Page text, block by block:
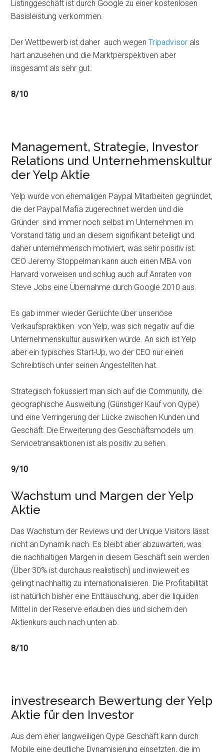
Listinggeschäft ist durch Google zu einer kostenlosen
Basisleistung verkommen.
Der Wettbewerb ist daher auch wegenTripadvisor als
hart anzusehen und die Marktperspektiven aber
insgesamt als sehr gut.
8/10
Management, Strategie, Investor
Relations und Unternehmenskultur
der Yelp Aktie
Yelp wurde von ehemaligen Paypal Mitarbeiten gegründet,
die der Paypal Mafia zugerechnet werden und die
Gründer sind immer noch selbst im Unternehmen im
Vorstand tätig und an diesem signifikant beteiligt und
daher unternehmerisch motiviert, was sehr positiv ist.
CEO Jeremy Stoppelman kann auch einen MBA von
Harvard vorweisen und schlug auch auf Anraten von
Steve Jobs eine Übernahme durch Google 2010 aus.
Es gab immer wieder Gerüchte über unseriöse
Verkaufspraktiken von Yelp, was sich negativ auf die
Unternehmenskultur auswirken würde. An sich ist Yelp
aber ein typisches Start-Up, wo der CEO nur einen
Schreibtisch unter seinen Angestellten hat.
Strategisch fokussiert man sich auf die Community, die
geographische Ausweitung (Günstiger Kauf von Qype)
und eine Verringerung der Lücke zwischen Kunden und
Geschäft. Die Erweiterung des Geschäftsmodels um
Servicetransaktionen ist als positiv zu sehen.
9/10
Wachstum und Margen der Yelp
Aktie
Das Wachstum der Reviews und der Unique Visitors lässt
nicht an Dynamik nach. Es bleibt aber abzuwarten, was
die nachhaltigen Margen in diesem Geschäft sein werden
(Über 30% ist durchaus realistisch) und inwieweit es
gelingt nachhaltig zu internationalisieren. Die Profitabilität
ist natürlich bisher eine Enttäuschung, aber die liquiden
Mittel in der Reserve erlauben dies und sichern den
Aktienkurs auch nach unten ab.
8/10
investresearch Bewertung der Yelp
Aktie für den Investor
Aus dem eher langweiligen Qype Geschäft kann durch
Mobile eine deutliche Dynamisierung einsetzten, die im